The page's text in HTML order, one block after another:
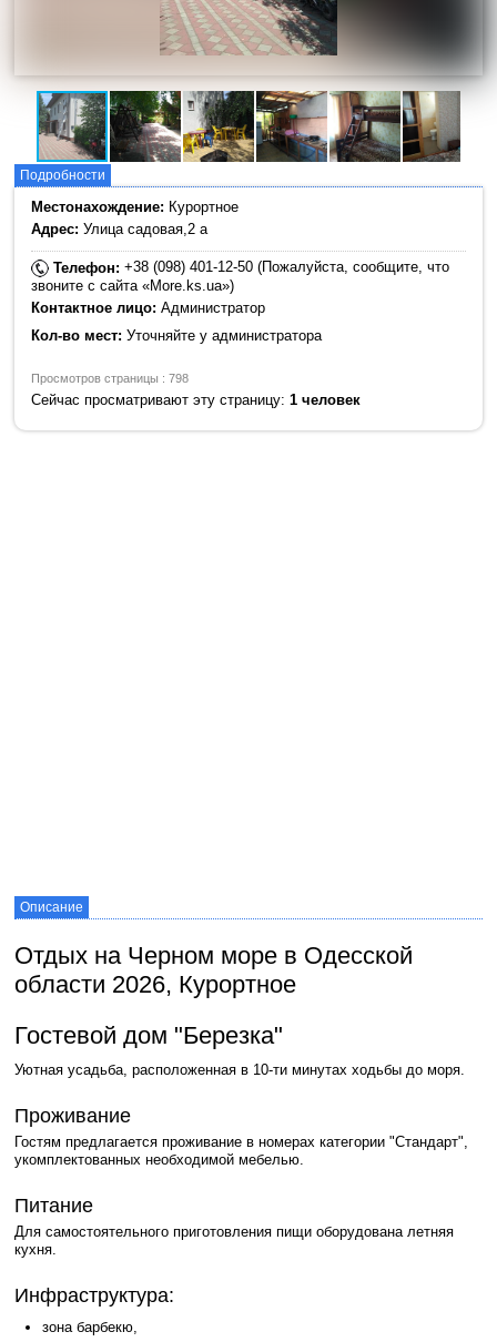
Подробности
Местонахождение: Курортное
Адрес: Улица садовая,2 а
Телефон:+38 (098) 401-12-50 (Пожалуйста, сообщите, что
звоните с сайта «More.ks.ua»)
Контактное лицо: Администратор
Кол-во мест: Уточняйте у администратора
Просмотров страницы : 798
Сейчас просматривают эту страницу:1 человек
Описание
Отдых на Черном море в Одесской
области 2026, Курортное
Гостевой дом "Березка"
Уютная усадьба, расположенная в 10-ти минутах ходьбы до моря.
Проживание
Гостям предлагается проживание в номерах категории "Стандарт",
укомплектованных необходимой мебелью.
Питание
Для самостоятельного приготовления пищи оборудована летняя
кухня.
Инфраструктура:
зона барбекю,